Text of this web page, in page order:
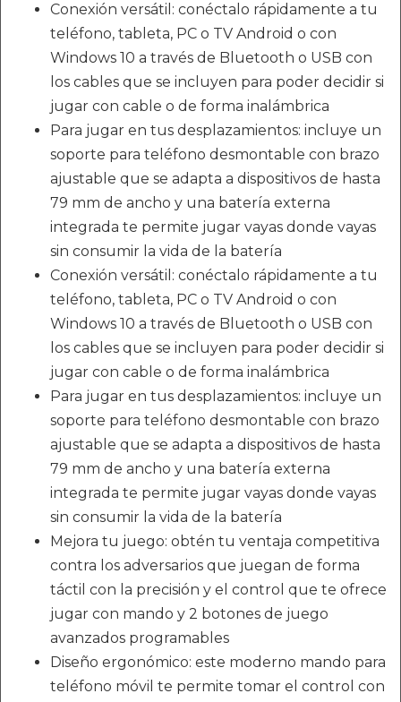
Conexión versátil: conéctalo rápidamente a tu
teléfono, tableta, PC o TV Android o con
Windows 10 a través de Bluetooth o USB con
los cables que se incluyen para poder decidir si
jugar con cable o de forma inalámbrica
Para jugar en tus desplazamientos: incluye un
soporte para teléfono desmontable con brazo
ajustable que se adapta a dispositivos de hasta
79 mm de ancho y una batería externa
integrada te permite jugar vayas donde vayas
sin consumir la vida de la batería
Conexión versátil: conéctalo rápidamente a tu
teléfono, tableta, PC o TV Android o con
Windows 10 a través de Bluetooth o USB con
los cables que se incluyen para poder decidir si
jugar con cable o de forma inalámbrica
Para jugar en tus desplazamientos: incluye un
soporte para teléfono desmontable con brazo
ajustable que se adapta a dispositivos de hasta
79 mm de ancho y una batería externa
integrada te permite jugar vayas donde vayas
sin consumir la vida de la batería
Mejora tu juego: obtén tu ventaja competitiva
contra los adversarios que juegan de forma
táctil con la precisión y el control que te ofrece
jugar con mando y 2 botones de juego
avanzados programables
Diseño ergonómico: este moderno mando para
teléfono móvil te permite tomar el control con